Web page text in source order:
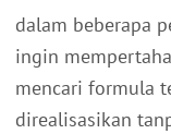
dalam beberapa
ingin
mencari formula
direalisasikan